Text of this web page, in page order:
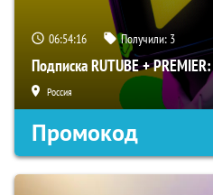
06:54:15 Получили: 3
Подписка RUTUBE +
Россия
Промокод